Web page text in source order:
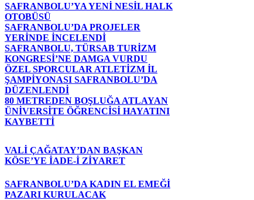
SAFRANBOLU’YA YENİ NESİL HALK
OTOBÜSÜ
SAFRANBOLU’DA PROJELER
YERİNDE İNCELENDİ
SAFRANBOLU, TÜRSAB TURİZM
KONGRESİ’NE DAMGA VURDU
ÖZEL SPORCULAR ATLETİZM İL
ŞAMPİYONASI SAFRANBOLU’DA
DÜZENLENDİ
80 METREDEN BOŞLUĞA ATLAYAN
ÜNİVERSİTE ÖĞRENCİSİ HAYATINI
KAYBETTİ
VALİ ÇAĞATAY’DAN BAŞKAN
KÖSE’YE İADE-İ ZİYARET
SAFRANBOLU’DA KADIN EL EMEĞİ
PAZARI KURULACAK